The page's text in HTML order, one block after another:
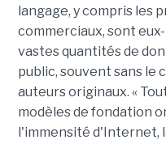
langage, y compris les
commerciaux, sont
vastes quantités de
public, souvent sans
auteurs originaux. «
modèles de fondation
l'immensité d'Internet,